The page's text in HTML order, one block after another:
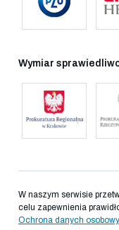
Wymiar
W naszym serwisie
celu zapewnienia
Ochrona danych